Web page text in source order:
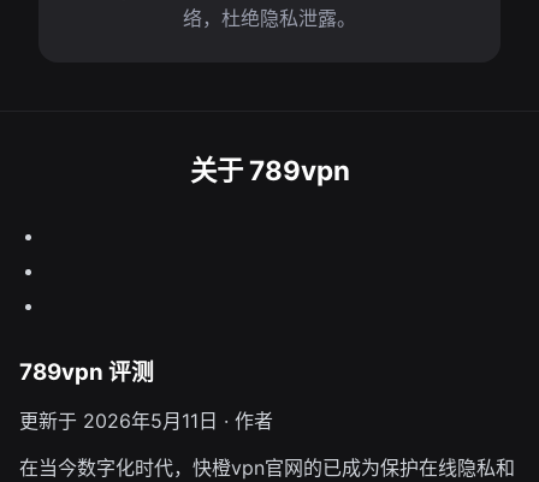
络，杜绝隐私泄露。
关于 789vpn
789vpn 评测
更新于 2026年5月11日 · 作者
在当今数字化时代，快橙vpn官网的已成为保护在线隐私和